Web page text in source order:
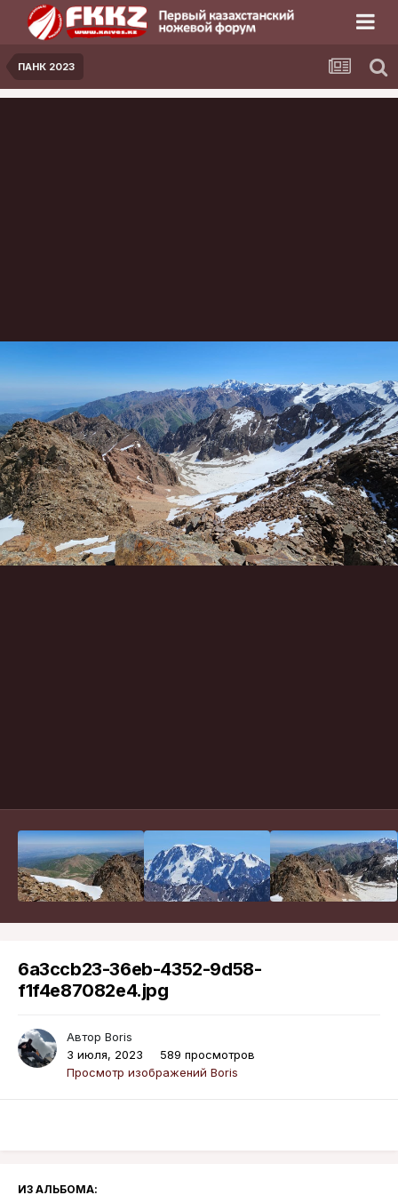
ПАНК 2023
6a3ccb23-36eb-4352-9d58-
f1f4e87082e4.jpg
Автор Boris
3 июля, 2023
589 просмотров
Просмотр изображений Boris
ИЗ АЛЬБОМА: